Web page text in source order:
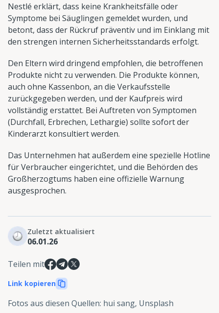
Nestlé erklärt, dass keine Krankheitsfälle oder
Symptome bei Säuglingen gemeldet wurden, und
betont, dass der Rückruf präventiv und im Einklang mit
den strengen internen Sicherheitsstandards erfolgt.
Den Eltern wird dringend empfohlen, die betroffenen
Produkte nicht zu verwenden. Die Produkte können,
auch ohne Kassenbon, an die Verkaufsstelle
zurückgegeben werden, und der Kaufpreis wird
vollständig erstattet. Bei Auftreten von Symptomen
(Durchfall, Erbrechen, Lethargie) sollte sofort der
Kinderarzt konsultiert werden.
Das Unternehmen hat außerdem eine spezielle Hotline
für Verbraucher eingerichtet, und die Behörden des
Großherzogtums haben eine offizielle Warnung
ausgesprochen.
Zuletzt aktualisiert
06.01.26
Teilen mit
Link kopieren
Fotos aus diesen Quellen: hui sang, Unsplash